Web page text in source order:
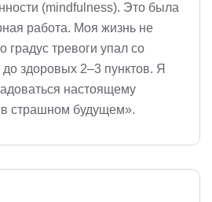
(mindfulness). Это была
работа. Моя жизнь не
градус тревоги упал со
здоровых 2–3 пунктов. Я
настоящему
страшном будущем».